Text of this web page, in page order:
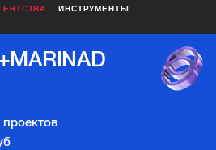
ИНСТРУМЕНТЫ
проектов